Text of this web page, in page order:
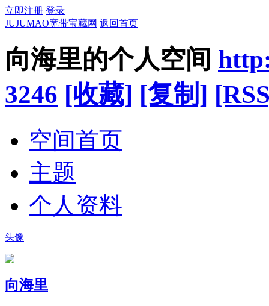
立即注册 登录
JUJUMAO宽带宝藏网 返回首页
向海里的个人空间
3246 [收藏] [复制]
空间首页
主题
个人资料
头像
向海里